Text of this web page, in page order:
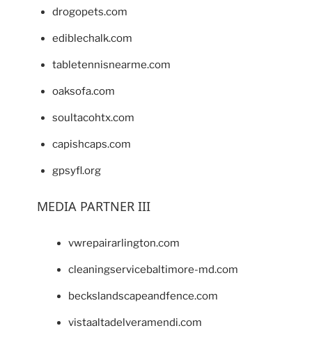
drogopets.com
ediblechalk.com
tabletennisnearme.com
oaksofa.com
soultacohtx.com
capishcaps.com
gpsyfl.org
MEDIA PARTNER III
vwrepairarlington.com
cleaningservicebaltimore-md.com
beckslandscapeandfence.com
vistaaltadelveramendi.com